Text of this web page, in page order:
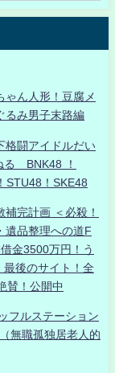
ん人形！豆腐メ
るみ男子末路編
闘アイドルだい
る BNK48 ！
STU48！SKE48
完計画 ＜必殺！
遺品整理への道F
金3500万円！う
最後のサイト！全
賛！公開中
フルステーション
無職孤独居老人的